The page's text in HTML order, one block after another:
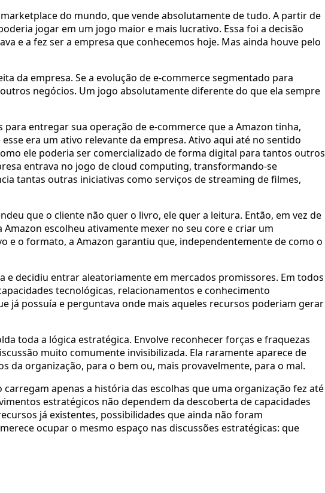
do mundo, que vende absolutamente de tudo. A partir de
jogar em um jogo maior e mais lucrativo. Essa foi a decisão
e a fez ser a empresa que conhecemos hoje. Mas ainda houve pelo
da empresa. Se a evolução de e-commerce segmentado para
negócios. Um jogo absolutamente diferente do que ela sempre
entregar sua operação de e-commerce que a Amazon tinha,
era um ativo relevante da empresa. Ativo aqui até no sentido
ele poderia ser comercializado de forma digital para tantos outros
entrava no jogo de cloud computing, transformando-se
tantas outras iniciativas como serviços de streaming de filmes,
que o cliente não quer o livro, ele quer a leitura. Então, em vez de
escolheu ativamente mexer no seu core e criar um
e o formato, a Amazon garantiu que, independentemente de como o
decidiu entrar aleatoriamente em mercados promissores. Em todos
tecnológicas, relacionamentos e conhecimento
já possuía e perguntava onde mais aqueles recursos poderiam gerar
toda a lógica estratégica. Envolve reconhecer forças e fraquezas
muito comumente invisibilizada. Ela raramente aparece de
da organização, para o bem ou, mais provavelmente, para o mal.
apenas a história das escolhas que uma organização fez até
estratégicos não dependem da descoberta de capacidades
já existentes, possibilidades que ainda não foram
ocupar o mesmo espaço nas discussões estratégicas: que